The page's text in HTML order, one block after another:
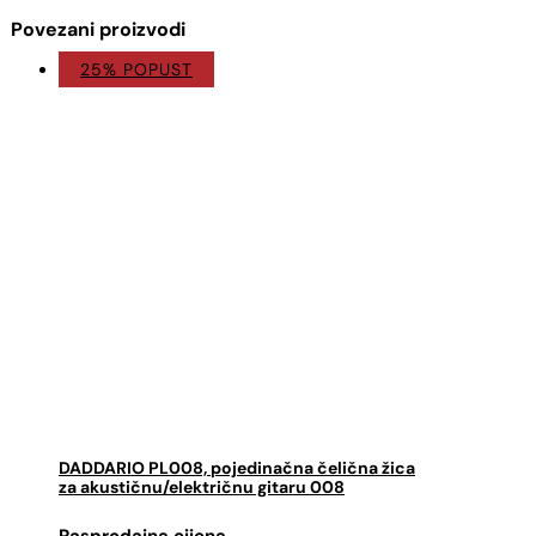
Povezani proizvodi
25% POPUST
DADDARIO PL008, pojedinačna čelična žica
za akustičnu/električnu gitaru 008